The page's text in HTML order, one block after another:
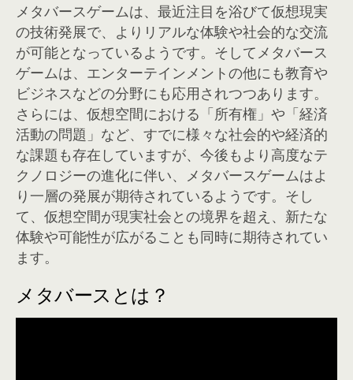
メタバースゲームは、最近注目を浴びて仮想現実
の技術発展で、よりリアルな体験や社会的な交流
が可能となっているようです。そしてメタバース
ゲームは、エンターテインメントの他にも教育や
ビジネスなどの分野にも応用されつつあります。
さらには、仮想空間における「所有権」や「経済
活動の問題」など、すでに様々な社会的や経済的
な課題も存在していますが、今後もより高度なテ
クノロジーの進化に伴い、メタバースゲームはよ
り一層の発展が期待されているようです。そし
て、仮想空間が現実社会との境界を超え、新たな
体験や可能性が広がることも同時に期待されてい
ます。
メタバースとは？